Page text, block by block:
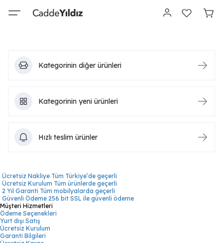
Kategorinin diğer ürünleri
Kategorinin yeni ürünleri
Hızlı teslim ürünler
Ücretsiz Nakliye Tüm Türkiye’de geçerli
Ücretsiz Kurulum Tüm ürünlerde geçerli
2 Yıl Garanti Tüm mobilyalarda geçerli
Güvenli Ödeme 256 bit SSL ile güvenli ödeme
Müşteri Hizmetleri
Ödeme Seçenekleri
Yurt dışı Satış
Ücretsiz Kurulum
Garanti Bilgileri